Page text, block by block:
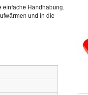
einfache Handhabung.
und in die